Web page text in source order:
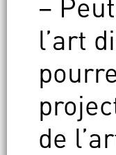
–
l’art
de